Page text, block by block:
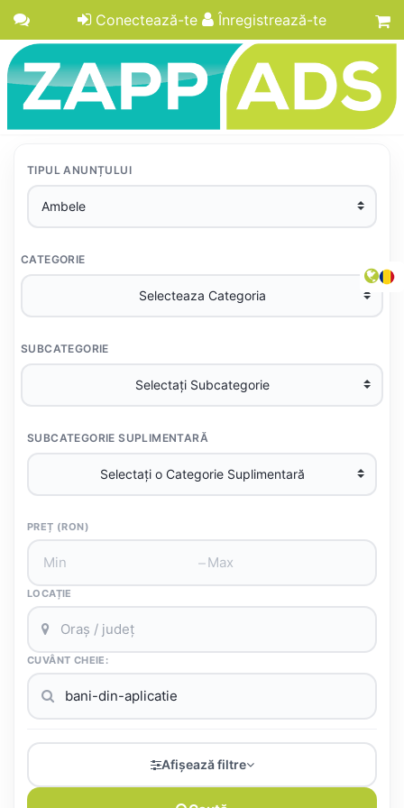
Conectează-te Înregistrează-te
TIPUL ANUNȚULUI
CATEGORIE
SUBCATEGORIE
SUBCATEGORIE SUPLIMENTARĂ
PREȚ (RON)
–
LOCAȚIE
CUVÂNT CHEIE:
Afișează filtre